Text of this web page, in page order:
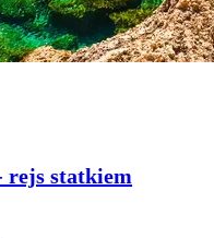
rejs statkiem